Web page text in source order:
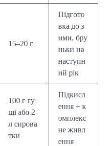
15–20 г
Підгото
вка до з
ими, бру
ньки на
наступн
ий рік
100 г гу
щі або 2
л сирова
тки
Підкисл
ення + к
омплекс
не живл
ення